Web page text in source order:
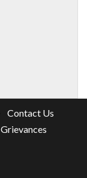
Contact Us
Grievances